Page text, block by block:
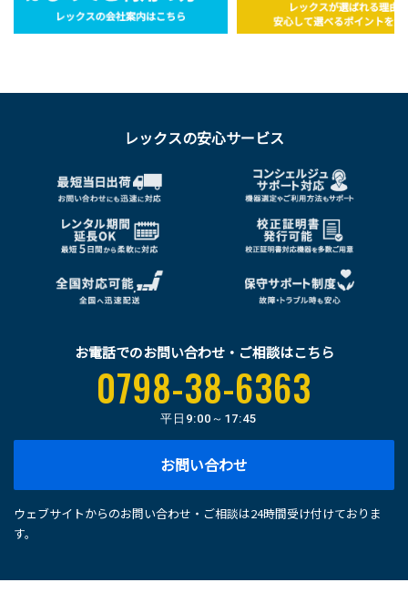
レックスの安心サービス
お電話でのお問い合わせ・ご相談はこちら
0798-38-6363
平日 9:00～17:45
お問い合わせ
ウェブサイトからのお問い合わせ・ご相談は24時間受け付けておりま
す。